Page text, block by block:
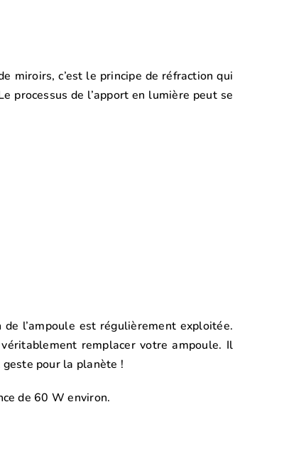
miroirs, c’est le principe de réfraction qui
processus de l’apport en lumière peut se
l’ampoule est régulièrement exploitée.
remplacer votre ampoule. Il
pour la planète !
de 60 W environ.